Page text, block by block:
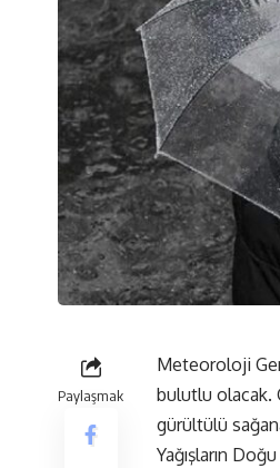
Paylaşmak
Meteoroloji
bulutlu olacak.
gürültülü
Yağışların